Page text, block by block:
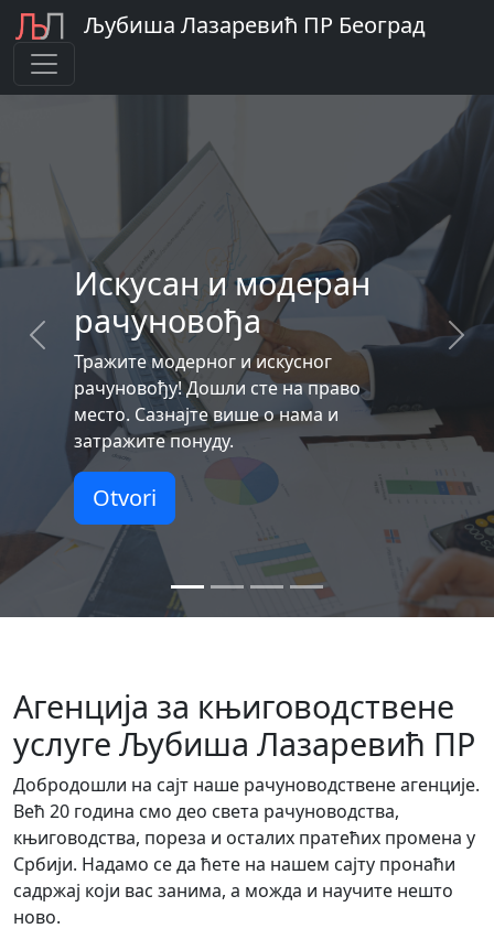
Љубиша Лазаревић ПР Београд
Искусaн и модерaн
рачуновођа
Тражите модерног и искусног
рачуновођу! Дошли сте на право
место. Сазнајте више о нама и
затражите понуду.
Otvori
Previous Next
Агенција за књиговодствене
услуге Љубиша Лазаревић ПР
Добродошли на сајт наше рачуноводствене агенције.
Већ 20 година смо део света рачуноводства,
књиговодства, пореза и осталих пратећих промена у
Србији. Надамо се да ћете на нашем сајту пронаћи
садржај који вас занима, а можда и научите нешто
ново.